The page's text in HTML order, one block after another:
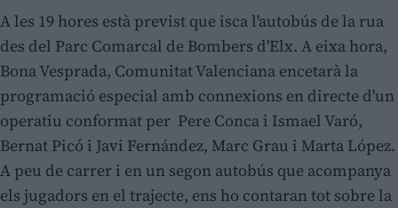
A les 19 hores està previst que isca l'autobús de la rua
des del Parc Comarcal de Bombers d'Elx. A eixa hora,
Bona Vesprada, Comunitat Valenciana encetarà la
programació especial amb connexions en directe d'un
operatiu conformat per Pere Conca i Ismael Varó,
Bernat Picó i Javi Fernández, Marc Grau i Marta López.
A peu de carrer i en un segon autobús que acompanya
els jugadors en el trajecte, ens ho contaran tot sobre la